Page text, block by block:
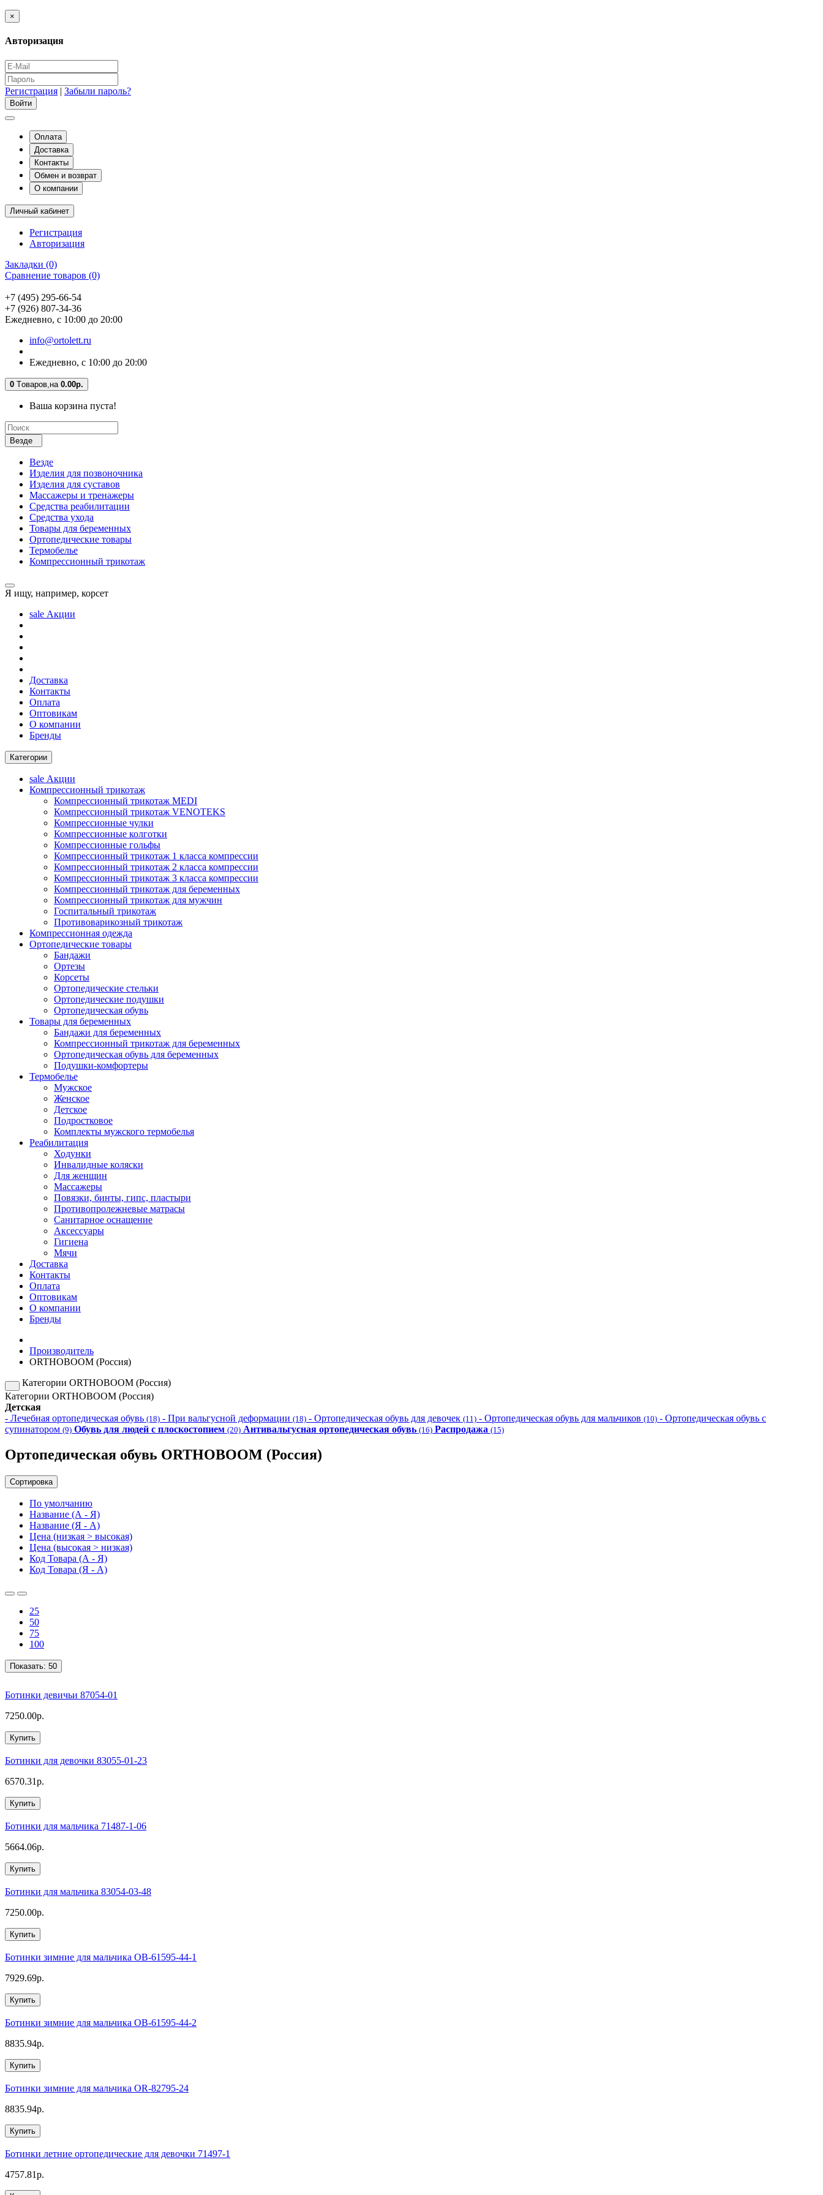
×
Авторизация
Регистрация | Забыли пароль?
Оплата
Доставка
Контакты
Обмен и возврат
О компании
Личный кабинет
Регистрация
Авторизация
Закладки (0)
Сравнение товаров (0)
+7 (495) 295-66-54
+7 (926) 807-34-36
Ежедневно, с 10:00 до 20:00
info@ortolett.ru
Ежедневно, с 10:00 до 20:00
0 Tоваров, на 0.00р.
Ваша корзина пуста!
Везде
Везде
Изделия для позвоночника
Изделия для суставов
Массажеры и тренажеры
Средства реабилитации
Средства ухода
Товары для беременных
Ортопедические товары
Термобелье
Компрессионный трикотаж
Я ищу, например, корсет
sale Акции
Доставка
Контакты
Оплата
Оптовикам
О компании
Бренды
Категории
sale Акции
Компрессионный трикотаж
Компрессионный трикотаж MEDI
Компрессионный трикотаж VENOTEKS
Компрессионные чулки
Компрессионные колготки
Компрессионные гольфы
Компрессионный трикотаж 1 класса компрессии
Компрессионный трикотаж 2 класса компрессии
Компрессионный трикотаж 3 класса компрессии
Компрессионный трикотаж для беременных
Компрессионный трикотаж для мужчин
Госпитальный трикотаж
Противоварикозный трикотаж
Компрессионная одежда
Ортопедические товары
Бандажи
Ортезы
Корсеты
Ортопедические стельки
Ортопедические подушки
Ортопедическая обувь
Товары для беременных
Бандажи для беременных
Компрессионный трикотаж для беременных
Ортопедическая обувь для беременных
Подушки-комфортеры
Термобелье
Мужское
Женское
Детское
Подростковое
Комплекты мужского термобелья
Реабилитация
Ходунки
Инвалидные коляски
Для женщин
Массажеры
Повязки, бинты, гипс, пластыри
Противопролежневые матрасы
Санитарное оснащение
Аксессуары
Гигиена
Мячи
Доставка
Контакты
Оплата
Оптовикам
О компании
Бренды
Производитель
ORTHOBOOM (Россия)
Категории ORTHOBOOM (Россия)
Категории ORTHOBOOM (Россия)
Детская
- Лечебная ортопедическая обувь (18) - При вальгусной деформации (18) - Ортопедическая обувь для девочек (11) - Ортопедическая обувь для мальчиков (10) - Ортопедическая обувь с
супинатором (9) Обувь для людей с плоскостопием (20) Антивальгусная ортопедическая обувь (16) Распродажа (15)
Ортопедическая обувь ORTHOBOOM (Россия)
Сортировка
По умолчанию
Название (А - Я)
Название (Я - А)
Цена (низкая > высокая)
Цена (высокая > низкая)
Код Товара (А - Я)
Код Товара (Я - А)
25
50
75
100
Показать: 50
Ботинки девичьи 87054-01
7250.00р.
Купить
Ботинки для девочки 83055-01-23
6570.31р.
Купить
Ботинки для мальчика 71487-1-06
5664.06р.
Купить
Ботинки для мальчика 83054-03-48
7250.00р.
Купить
Ботинки зимние для мальчика OB-61595-44-1
7929.69р.
Купить
Ботинки зимние для мальчика OB-61595-44-2
8835.94р.
Купить
Ботинки зимние для мальчика OR-82795-24
8835.94р.
Купить
Ботинки летние ортопедические для девочки 71497-1
4757.81р.